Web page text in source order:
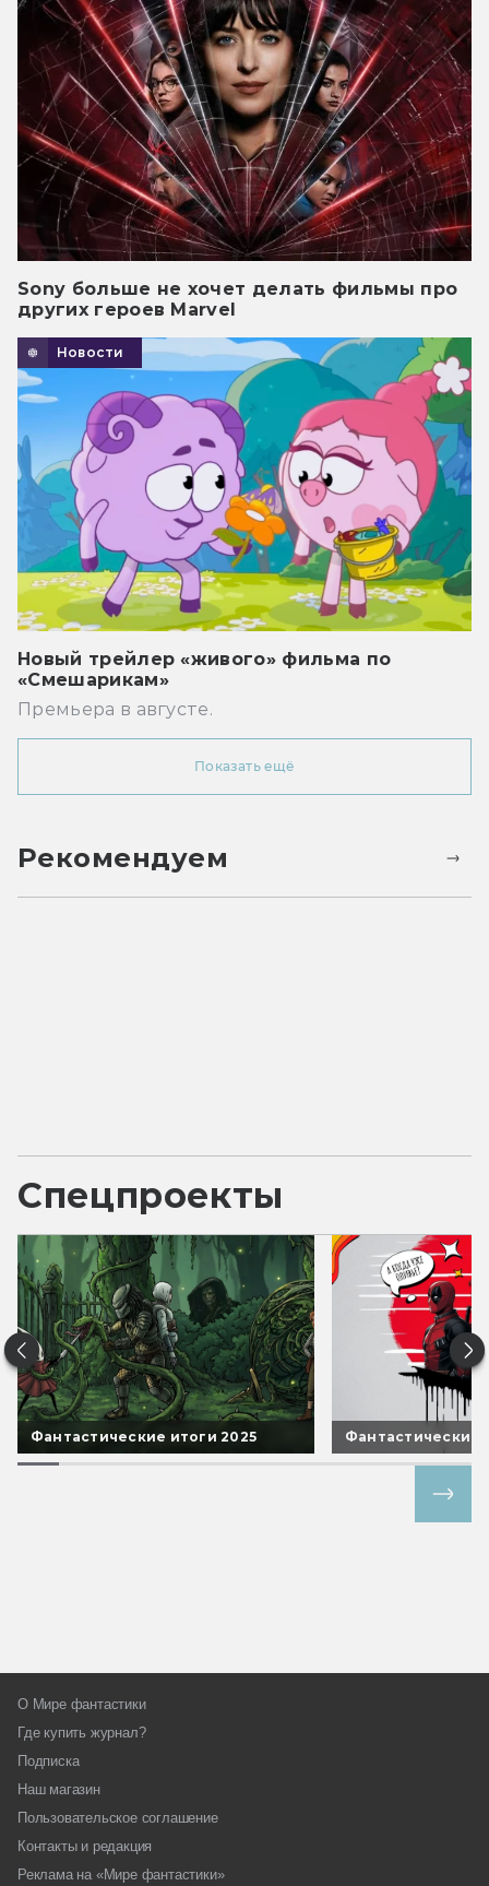
Sony больше не хочет делать фильмы про
других героев Marvel
Новости
Новый трейлер «живого» фильма по
«Смешарикам»
Премьера в августе.
Показать ещё
Рекомендуем
Спецпроекты
Фантастические итоги 2025 Фантастические
О Мире фантастики
Где купить журнал?
Подписка
Наш магазин
Пользовательское соглашение
Контакты и редакция
Реклама на «Мире фантастики»